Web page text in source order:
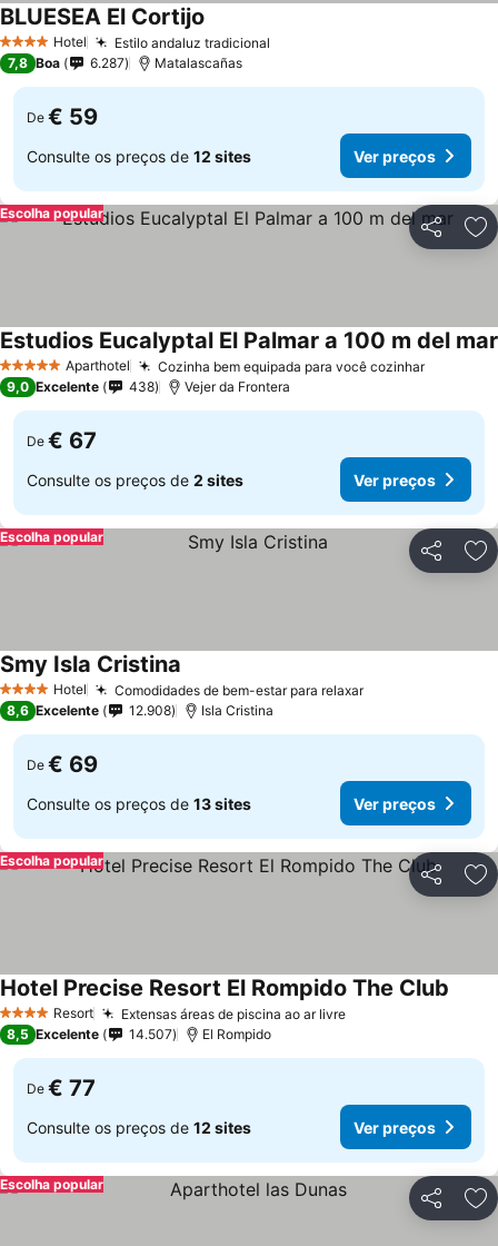
4 EstrelasHotel Estilo andaluz tradicional
BLUESEA El Cortijo
7,8 Boa 6.287 Matalascañas
De € 59
Consulte os preços de 12 sites Ver preços
Partilhar
Escolha popular
5 Estrelas Aparthotel Cozinha bem equipada para você cozinhar
Estudios Eucalyptal El Palmar a 100 m del mar
9,0 Excelente 438 Vejer da Frontera
De € 67
Consulte os preços de 2 sites Ver preços
Partilhar
Escolha popular
4 EstrelasHotel Comodidades de bem-estar para relaxar
Smy Isla Cristina
8,6 Excelente 12.908 Isla Cristina
De € 69
Consulte os preços de 13 sites Ver preços
Partilhar
Escolha popular
4 EstrelasResort Extensas áreas de piscina ao ar livre
Hotel Precise Resort El Rompido The Club
8,5 Excelente 14.507 El Rompido
De € 77
Consulte os preços de 12 sites Ver preços
Partilhar
Escolha popular